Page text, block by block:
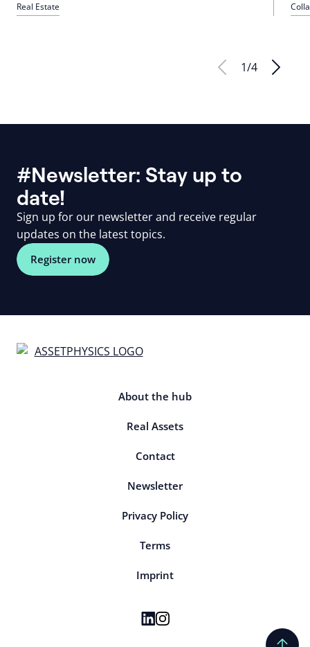
Real Estate
1/4
#Newsletter: Stay up to
date!
Sign up for our newsletter and receive regular
updates on the latest topics.
Register now
About the hub
Real Assets
Contact
Newsletter
Privacy Policy
Terms
Imprint